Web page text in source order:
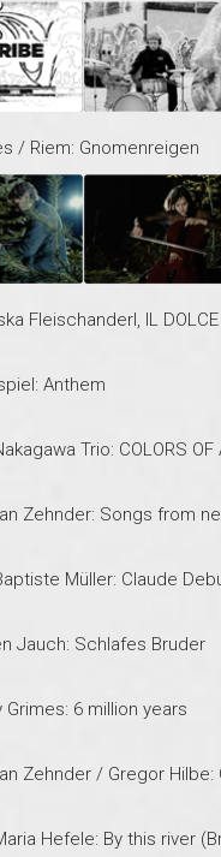
/ Riem: Gnomenreigen
Fleischanderl, IL
Anthem
Trio: COLORS OF
Zehnder: Songs from
Müller: Claude
Jauch: Schlafes Bruder
Grimes: 6 million years
Zehnder / Gregor Hilbe:
Hefele: By this river